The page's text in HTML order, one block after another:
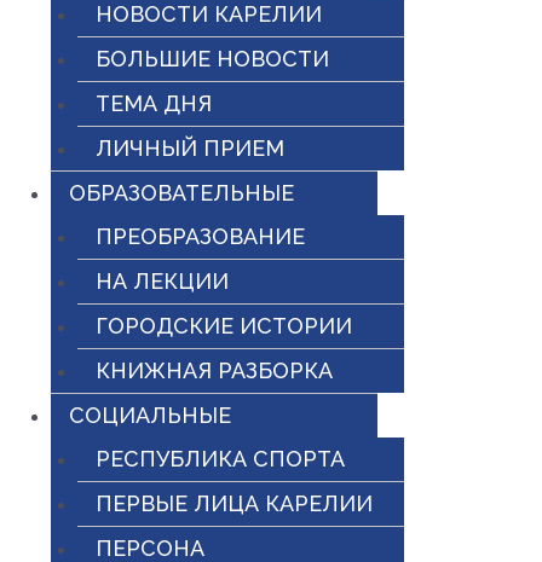
НОВОСТИ КАРЕЛИИ
БОЛЬШИЕ НОВОСТИ
ТЕМА ДНЯ
ЛИЧНЫЙ ПРИЕМ
ОБРАЗОВАТЕЛЬНЫЕ
ПРЕОБРАЗОВАНИЕ
НА ЛЕКЦИИ
ГОРОДСКИЕ ИСТОРИИ
КНИЖНАЯ РАЗБОРКА
СОЦИАЛЬНЫЕ
РЕСПУБЛИКА СПОРТА
ПЕРВЫЕ ЛИЦА КАРЕЛИИ
ПЕРСОНА